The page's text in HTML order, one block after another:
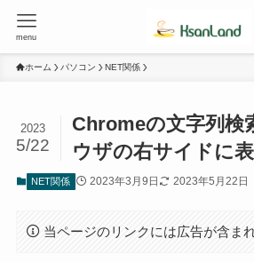
menu
ホーム パソコン NET関係
Chromeの文字列検
ウザの右サイドに
2023
5/22
NET関係 2023年3月9日 2023年5月22日
当ページのリンクには広告が含ま